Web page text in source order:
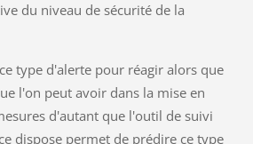
du niveau de sécurité de la
type d'alerte pour réagir alors que
l'on peut avoir dans la mise en
d'autant que l'outil de suivi
dispose permet de prédire ce type